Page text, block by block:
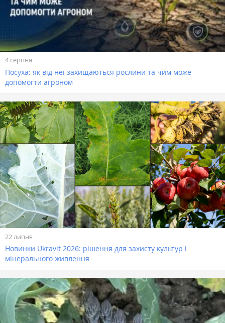
4 серпня
Посуха: як від неї захищаються рослини та чим може
допомогти агроном
22 липня
Новинки Ukravit 2026: рішення для захисту культур і
мінерального живлення